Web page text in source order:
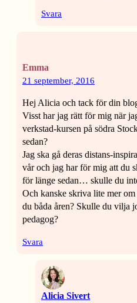
Svara
Emma
21 september, 2016
Hej Alicia och tack för din
Visst har jag rätt för mig när
verkstad-kursen på södra
sedan?
Jag ska gå deras distans-
vår och jag har för mig att du
för länge sedan… skulle du
Och kanske skriva lite mer
du båda åren? Skulle du vilja
pedagog?
Svara
Alicia Sivert